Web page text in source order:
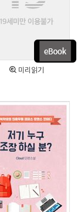
미리읽기